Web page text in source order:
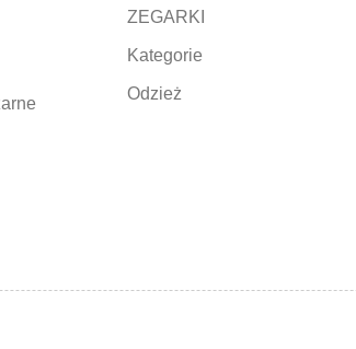
ZEGARKI
Kategorie
Odzież